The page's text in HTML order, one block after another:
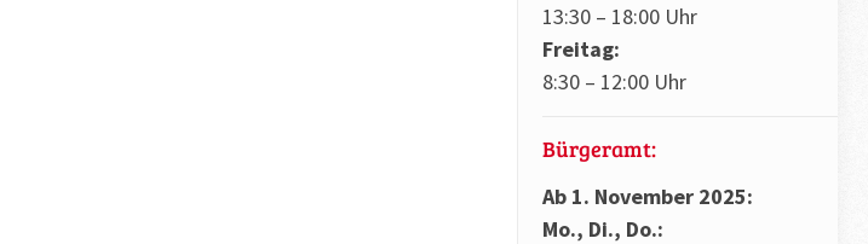
13:30 – 18:00 Uhr
Freitag:
8:30 – 12:00 Uhr
Bürgeramt:
Ab 1. November 2025:
Mo., Di., Do.: